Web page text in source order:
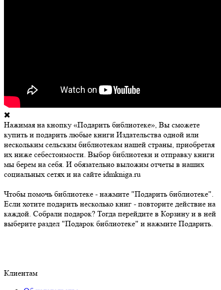
Нажимая на кнопку «Подарить библиотеке», Вы сможете
купить и подарить любые книги Издательства одной или
нескольким сельским библиотекам нашей страны, приобретая
их ниже себестоимости. Выбор библиотеки и отправку книги
мы берем на себя. И обязательно выложим отчеты в наших
социальных сетях и на сайте idmkniga.ru
Чтобы помочь библиотеке - нажмите "Подарить библиотеке".
Если хотите подарить несколько книг - повторите действие на
каждой. Собрали подарок? Тогда перейдите в Корзину и в ней
выберите раздел "Подарок библиотеке" и нажмите Подарить.
Клиентам